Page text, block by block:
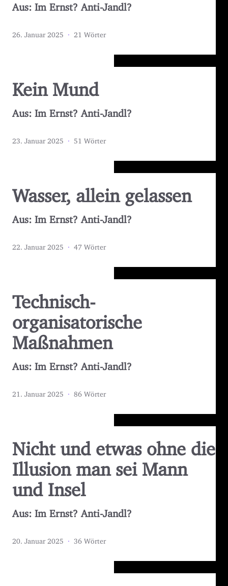
Aus: Im Ernst? Anti-Jandl?
26. Januar 2025 · 21 Wörter
Kein Mund
Aus: Im Ernst? Anti-Jandl?
23. Januar 2025 · 51 Wörter
Wasser, allein gelassen
Aus: Im Ernst? Anti-Jandl?
22. Januar 2025 · 47 Wörter
Technisch-
organisatorische
Maßnahmen
Aus: Im Ernst? Anti-Jandl?
21. Januar 2025 · 86 Wörter
Nicht und etwas ohne die
Illusion man sei Mann
und Insel
Aus: Im Ernst? Anti-Jandl?
20. Januar 2025 · 36 Wörter